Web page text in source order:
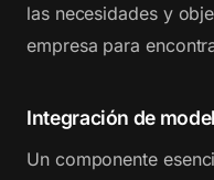
las necesidades y
empresa para
Integración de
Un componente